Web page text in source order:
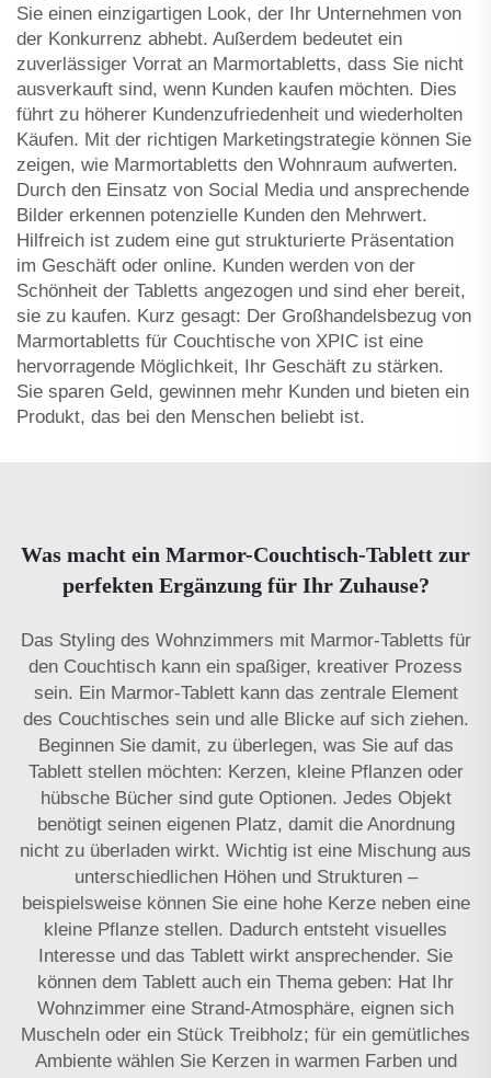
Sie einen einzigartigen Look, der Ihr Unternehmen von
der Konkurrenz abhebt. Außerdem bedeutet ein
zuverlässiger Vorrat an Marmortabletts, dass Sie nicht
ausverkauft sind, wenn Kunden kaufen möchten. Dies
führt zu höherer Kundenzufriedenheit und wiederholten
Käufen. Mit der richtigen Marketingstrategie können Sie
zeigen, wie Marmortabletts den Wohnraum aufwerten.
Durch den Einsatz von Social Media und ansprechende
Bilder erkennen potenzielle Kunden den Mehrwert.
Hilfreich ist zudem eine gut strukturierte Präsentation
im Geschäft oder online. Kunden werden von der
Schönheit der Tabletts angezogen und sind eher bereit,
sie zu kaufen. Kurz gesagt: Der Großhandelsbezug von
Marmortabletts für Couchtische von XPIC ist eine
hervorragende Möglichkeit, Ihr Geschäft zu stärken.
Sie sparen Geld, gewinnen mehr Kunden und bieten ein
Produkt, das bei den Menschen beliebt ist.
Was macht ein Marmor-Couchtisch-Tablett zur
perfekten Ergänzung für Ihr Zuhause?
Das Styling des Wohnzimmers mit Marmor-Tabletts für
den Couchtisch kann ein spaßiger, kreativer Prozess
sein. Ein Marmor-Tablett kann das zentrale Element
des Couchtisches sein und alle Blicke auf sich ziehen.
Beginnen Sie damit, zu überlegen, was Sie auf das
Tablett stellen möchten: Kerzen, kleine Pflanzen oder
hübsche Bücher sind gute Optionen. Jedes Objekt
benötigt seinen eigenen Platz, damit die Anordnung
nicht zu überladen wirkt. Wichtig ist eine Mischung aus
unterschiedlichen Höhen und Strukturen –
beispielsweise können Sie eine hohe Kerze neben eine
kleine Pflanze stellen. Dadurch entsteht visuelles
Interesse und das Tablett wirkt ansprechender. Sie
können dem Tablett auch ein Thema geben: Hat Ihr
Wohnzimmer eine Strand-Atmosphäre, eignen sich
Muscheln oder ein Stück Treibholz; für ein gemütliches
Ambiente wählen Sie Kerzen in warmen Farben und